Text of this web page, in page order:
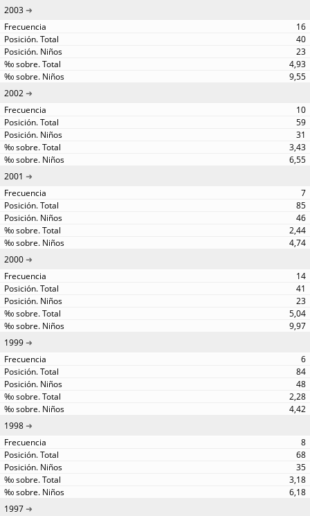
2003
16
40
23
4,93
9,55
2002
10
59
31
3,43
6,55
2001
7
85
46
2,44
4,74
2000
14
41
23
5,04
9,97
1999
6
84
48
2,28
4,42
1998
8
68
35
3,18
6,18
1997